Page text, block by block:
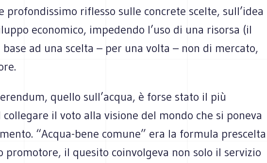
profondissimo riflesso sulle concrete scelte, sull’idea
economico, impedendo l’uso di una risorsa (il
ad una scelta – per una volta – non di mercato,
quello sull’acqua, è forse stato il più
il voto alla visione del mondo che si poneva
“Acqua-bene comune” era la formula prescelta
promotore, il quesito coinvolgeva non solo il servizio